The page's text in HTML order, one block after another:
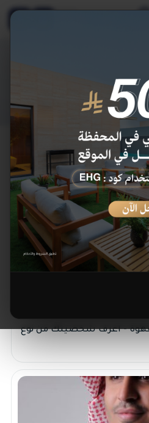
للفنادق والمنتجعات.
/ المدونة
- اعرف شخصيتك من نوع قهوتك
- اعرف شخصيتك من نوع